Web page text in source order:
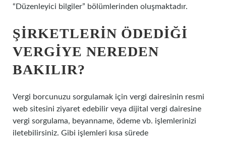
“Düzenleyici bilgiler” bölümlerinden oluşmaktadır.
ŞIRKETLERIN ÖDEDIĞI
VERGIYE NEREDEN
BAKILIR?
Vergi borcunuzu sorgulamak için vergi dairesinin resmi
web sitesini ziyaret edebilir veya dijital vergi dairesine
vergi sorgulama, beyanname, ödeme vb. işlemlerinizi
iletebilirsiniz. Gibi işlemleri kısa sürede